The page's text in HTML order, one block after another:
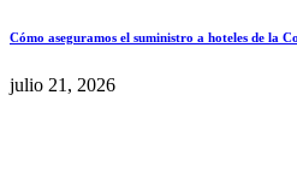
Cómo aseguramos el suministro a hoteles de la
julio 21, 2026